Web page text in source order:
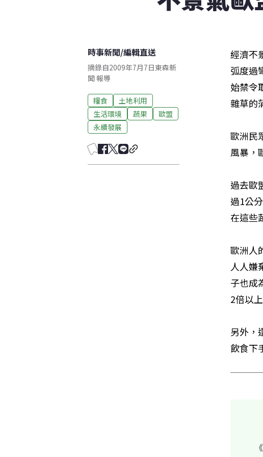
時事新聞/編輯直送
摘錄自2009年7月7日東森新
聞 報導
糧食
土地利用
生活環境
蔬果
歐盟
永續發展
經濟不
弧度過
始禁令
雜草的
歐洲民
風暴，
過去歐
過1公
在這些
歐洲人
人人嫌
子也成
2倍以
另外，
飲食下